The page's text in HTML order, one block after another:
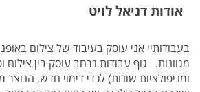
אודות דניאל לויט
בעבודותיי אני עוסק בעיבוד של צילום
מגוונות. גוף עבודות נרחב עוסק בין צילום
ומניפולציות שונות) לכדי דימוי חדש, הנוצר